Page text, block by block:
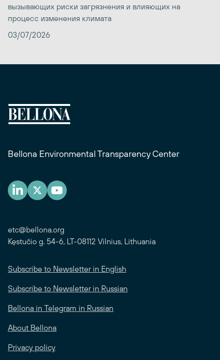
вызывающих риски загрязнения и влияющих на
процесс изменения климата
03/07/2026
Bellona Environmental Transparency Center
etc@bellona.org
Kęstučio g. 54-6, LT-08112 Vilnius, Lithuania
Subscribe to Newsletter in English
Subscribe to Newsletter in Russian
Bellona in Telegram in Russian
About Bellona
Privacy policy